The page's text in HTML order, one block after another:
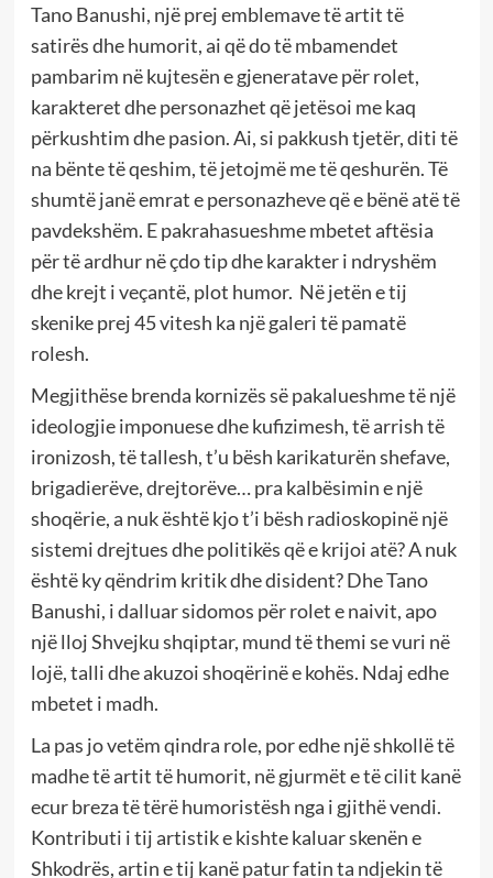
Tano Banushi, një prej emblemave të artit të
satirës dhe humorit, ai që do të mbamendet
pambarim në kujtesën e gjeneratave për rolet,
karakteret dhe personazhet që jetësoi me kaq
përkushtim dhe pasion. Ai, si pakkush tjetër, diti të
na bënte të qeshim, të jetojmë me të qeshurën. Të
shumtë janë emrat e personazheve që e bënë atë të
pavdekshëm. E pakrahasueshme mbetet aftësia
për të ardhur në çdo tip dhe karakter i ndryshëm
dhe krejt i veçantë, plot humor. Në jetën e tij
skenike prej 45 vitesh ka një galeri të pamatë
rolesh.
Megjithëse brenda kornizës së pakalueshme të një
ideologjie imponuese dhe kufizimesh, të arrish të
ironizosh, të tallesh, t’u bësh karikaturën shefave,
brigadierëve, drejtorëve… pra kalbësimin e një
shoqërie, a nuk është kjo t’i bësh radioskopinë një
sistemi drejtues dhe politikës që e krijoi atë? A nuk
është ky qëndrim kritik dhe disident? Dhe Tano
Banushi, i dalluar sidomos për rolet e naivit, apo
një lloj Shvejku shqiptar, mund të themi se vuri në
lojë, talli dhe akuzoi shoqërinë e kohës. Ndaj edhe
mbetet i madh.
La pas jo vetëm qindra role, por edhe një shkollë të
madhe të artit të humorit, në gjurmët e të cilit kanë
ecur breza të tërë humoristësh nga i gjithë vendi.
Kontributi i tij artistik e kishte kaluar skenën e
Shkodrës, artin e tij kanë patur fatin ta ndjekin të